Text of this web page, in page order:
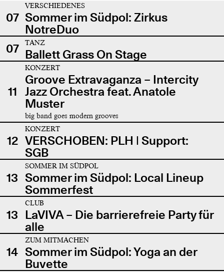
07
VERSCHIEDENES
Sommer im Südpol: Zirkus
NotreDuo
07
TANZ
Ballett Grass On Stage
11
KONZERT
Groove Extravaganza – Intercity
Jazz Orchestra feat. Anatole
Muster
big band goes modern grooves
12
KONZERT
VERSCHOBEN: PLH | Support:
SGB
13
SOMMER IM SÜDPOL
Sommer im Südpol: Local Lineup
Sommerfest
13
CLUB
LaVIVA – Die barrierefreie Party für
alle
14
ZUM MITMACHEN
Sommer im Südpol: Yoga an der
Buvette